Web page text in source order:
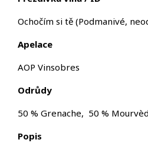
Ochočím si tě (Podmanivé,
Apelace
AOP Vinsobres
Odrůdy
50 % Grenache, 50 %
Popis